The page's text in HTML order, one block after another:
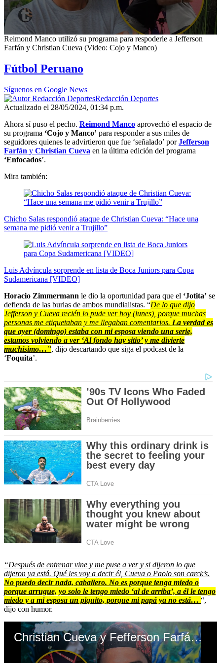
0
seconds
minutes,
34
seconds
Reimond Manco utilizó su programa para respoderle a Jefferson
Farfán y Christian Cueva (Video: Cojo y Manco)
Fútbol Peruano
Síguenos en Google News
Redacción Deportes
Actualizado el 28/05/2024, 01:34 p.m.
Ahora sí puso el pecho. Reimond Manco aprovechó el espacio de
su programa ‘Cojo y Manco’ para responder a sus miles de
seguidores quienes le advirtieron que fue ‘señalado’ porJefferson
Farfán y Christian Cueva en la última edición del programa
‘Enfocados’.
Mira también:
Chicho Salas respondió ataque de Christian Cueva: “Hace una
semana me pidió venir a Trujillo”
Luis Advíncula sorprende en lista de Boca Juniors para Copa
Sudamericana [VIDEO]
Horacio Zimmermann le dio la oportunidad para que el ‘Jotita’ se
defienda de las burlas de ambos mundialistas. “De lo que dijo
Jefferson y Cueva recién lo pude ver hoy (lunes), porque muchas
personas me etiquetaban y me llegaban comentarios. La verdad es
que ayer (domingo) estaba con mi esposa viendo una serie,
estamos volviendo a ver ‘Al fondo hay sitio’ y me divierte
muchísimo…”, dijo descartando que siga el podcast de la
‘Foquita’.
“Después de entrenar vine y me puse a ver y si dijeron lo que
dijeron ya está. Qué les voy a decir él, Cueva o Paolo son carck’s.
No puedo decir nada, caballero. No es porque tenga miedo o
porque arrugue, yo solo le tengo miedo ‘al de arriba’, a él le tengo
miedo y a mi esposa un piquito, porque mi papá ya no está… “,
dijo con humor.
Christian Cueva y Fefferson Farfán reciben respuesta de Reimond Manco (video: Enfocados)